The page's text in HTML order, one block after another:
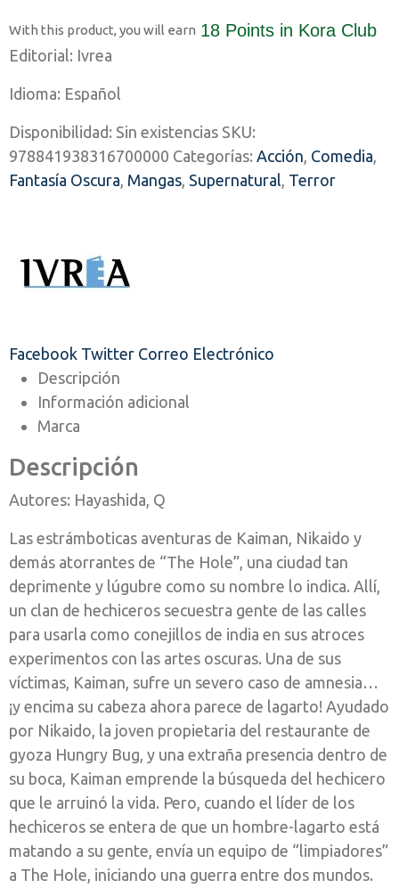
With this product, you will earn 18 Points in Kora Club
Editorial: Ivrea
Idioma: Español
Disponibilidad: Sin existencias SKU:
978841938316700000 Categorías: Acción, Comedia,
Fantasía Oscura, Mangas, Supernatural, Terror
Facebook Twitter Correo Electrónico
Descripción
Información adicional
Marca
Descripción
Autores: Hayashida, Q
Las estrámboticas aventuras de Kaiman, Nikaido y
demás atorrantes de “The Hole”, una ciudad tan
deprimente y lúgubre como su nombre lo indica. Allí,
un clan de hechiceros secuestra gente de las calles
para usarla como conejillos de india en sus atroces
experimentos con las artes oscuras. Una de sus
víctimas, Kaiman, sufre un severo caso de amnesia…
¡y encima su cabeza ahora parece de lagarto! Ayudado
por Nikaido, la joven propietaria del restaurante de
gyoza Hungry Bug, y una extraña presencia dentro de
su boca, Kaiman emprende la búsqueda del hechicero
que le arruinó la vida. Pero, cuando el líder de los
hechiceros se entera de que un hombre-lagarto está
matando a su gente, envía un equipo de “limpiadores”
a The Hole, iniciando una guerra entre dos mundos.